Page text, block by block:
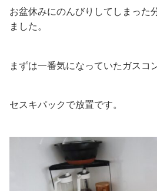
お盆休みにのんびりしてしまった
ました。
まずは一番気になっていたガスコ
セスキパックで放置です。